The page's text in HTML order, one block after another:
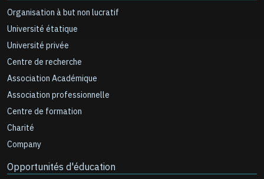
Organisation à but non lucratif
Université étatique
Université privée
Centre de recherche
Association Académique
Association professionnelle
Centre de formation
Charité
Company
Opportunités d'éducation